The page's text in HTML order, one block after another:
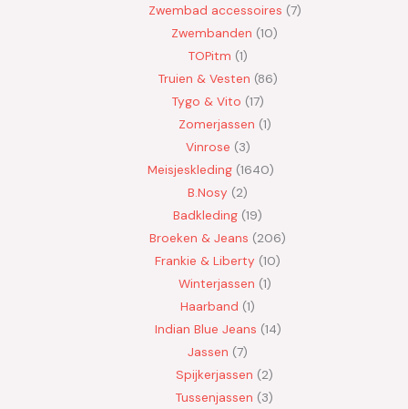
Zwembad accessoires 7
Zwembanden 10
TOPitm 1
Truien & Vesten 86
Tygo & Vito 17
Zomerjassen 1
Vinrose 3
Meisjeskleding 1640
B.Nosy
2
Badkleding 19
Broeken & Jeans
206
Frankie & Liberty 10
Winterjassen 1
Haarband 1
Indian Blue Jeans 14
Jassen 7
Spijkerjassen
2
Tussenjassen
3